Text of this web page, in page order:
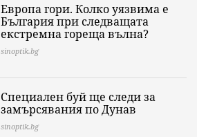
Европа гори. Колко уязвима е
България при следващата
екстремна гореща вълна?
sinoptik.bg
Специален буй ще следи за
замърсявания по Дунав
sinoptik.bg